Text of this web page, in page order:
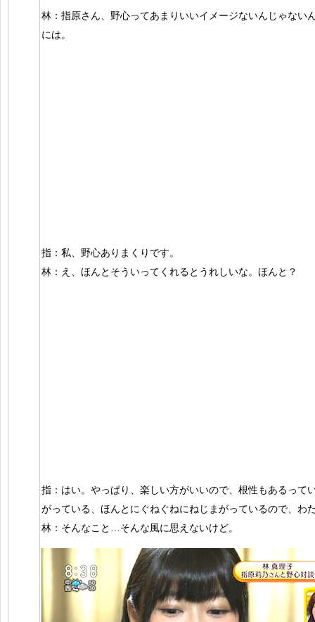
林：指原さん、野心ってあまりいいイメージないんじゃない
には。
指：私、野心ありまくりです。
林：え、ほんとそういってくれるとうれしいな。ほんと？
指：はい。やっぱり、楽しい方がいいので、根性もあるって
がっている、ほんとにぐねぐねにねじまがっているので、わ
林：そんなこと…そんな風に思えないけど。